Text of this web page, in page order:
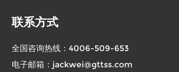
联系方式
全国咨询热线： 4006-509-653
电子邮箱： jackwei@gttss.com